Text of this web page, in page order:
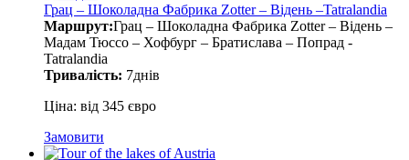
Грац – Шоколадна Фабрика Zotter – Відень –Tatralandia
Маршрут:Грац – Шоколадна Фабрика Zotter – Відень –
Мадам Тюссо – Хофбург – Братислава – Попрад -
Tatralandia
Тривалість: 7днів
Ціна: від 345 євро
Замовити